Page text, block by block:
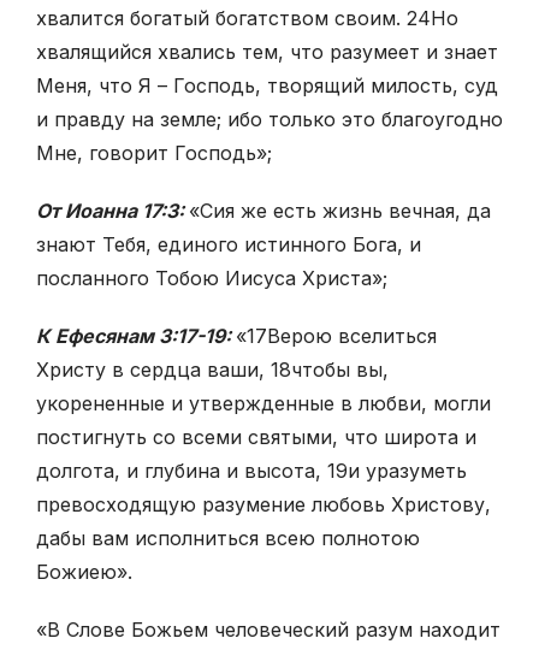
хвалится богатый богатством своим. 24Но
хвалящийся хвались тем, что разумеет и знает
Меня, что Я – Господь, творящий милость, суд
и правду на земле; ибо только это благоугодно
Мне, говорит Господь»;
От Иоанна 17:3:«Сия же есть жизнь вечная, да
знают Тебя, единого истинного Бога, и
посланного Тобою Иисуса Христа»;
К Ефесянам 3:17-19:«17Верою вселиться
Христу в сердца ваши, 18чтобы вы,
укорененные и утвержденные в любви, могли
постигнуть со всеми святыми, что широта и
долгота, и глубина и высота, 19и уразуметь
превосходящую разумение любовь Христову,
дабы вам исполниться всею полнотою
Божиею».
«В Слове Божьем человеческий разум находит